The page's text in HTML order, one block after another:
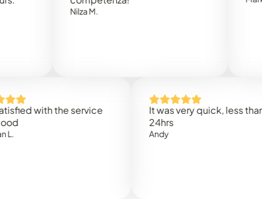
with the service
It was very quick, less than